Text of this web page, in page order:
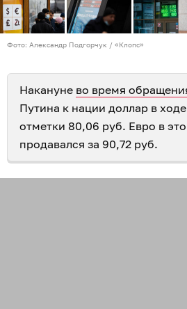
Фото: Александр Подгорчук / «Клопс»
Накануне во время
Путина к нации доллар в
отметки 80,06 руб. Евро в
продавался за 90,72 руб.